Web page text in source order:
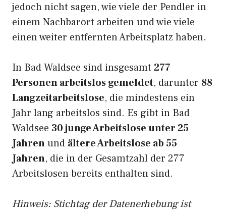
jedoch nicht sagen, wie viele der Pendler in
einem Nachbarort arbeiten und wie viele
einen weiter entfernten Arbeitsplatz haben.
In Bad Waldsee sind insgesamt 277
Personen arbeitslos gemeldet, darunter 88
Langzeitarbeitslose, die mindestens ein
Jahr lang arbeitslos sind. Es gibt in Bad
Waldsee 30 junge Arbeitslose unter 25
Jahrenund ältere Arbeitslose ab 55
Jahren, die in der Gesamtzahl der 277
Arbeitslosen bereits enthalten sind.
Hinweis: Stichtag der Datenerhebung ist